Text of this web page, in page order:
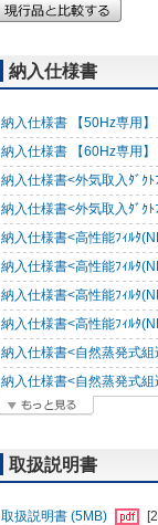
納入仕様書
納入仕様書 【50Hz専用
納入仕様書 【60Hz専用
納入仕様書<外気取入ﾀﾞｸ
納入仕様書<外気取入ﾀﾞｸ
納入仕様書<高性能ﾌｨﾙﾀ
納入仕様書<高性能ﾌｨﾙﾀ
納入仕様書<高性能ﾌｨﾙﾀ
納入仕様書<高性能ﾌｨﾙﾀ
納入仕様書<自然蒸発式
納入仕様書<自然蒸発式
取扱説明書
取扱説明書 (5MB)